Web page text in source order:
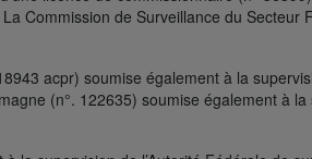
Commission de Surveillance du Secteur
acpr) soumise également à la
(n°. 122635) soumise également à